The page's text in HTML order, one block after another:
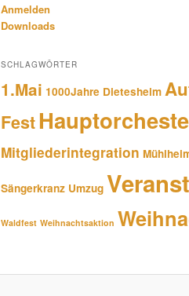
Anmelden
Downloads
SCHLAGWÖRTER
1.Mai 1000Jahre Dietesheim
Fest
Mitgliederintegration
Sängerkranz Umzug
Waldfest Weihnachtsaktion